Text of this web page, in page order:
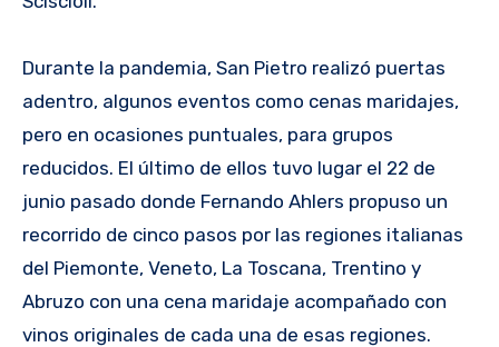
Durante la pandemia, San Pietro realizó puertas
adentro, algunos eventos como cenas maridajes,
pero en ocasiones puntuales, para grupos
reducidos. El último de ellos tuvo lugar el 22 de
junio pasado donde Fernando Ahlers propuso un
recorrido de cinco pasos por las regiones italianas
del Piemonte, Veneto, La Toscana, Trentino y
Abruzo con una cena maridaje acompañado con
vinos originales de cada una de esas regiones.